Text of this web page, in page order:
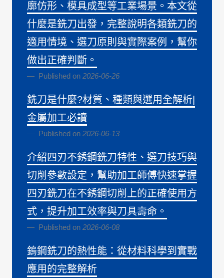
廓仿形、模具成型等工業場景。本文從
什麼是銑刀出發，完整說明各類銑刀的
適用情境、選刀原則與實際案例，幫你
做出正確判斷。
Published on 2026-06-26
銑刀是什麼?材質、種類與選用全解析|
金屬加工必讀
Published on 2026-06-13
介紹四刃不銹鋼銑刀特性、選刀技巧與
切削參數設定，幫助加工師傅快速掌握
四刃銑刀在不銹鋼切削上的正確使用方
式，提升加工效率與刀具壽命。
Published on 2026-06-08
鎢鋼銑刀的熱性能：從材料科學到實戰
應用的完整解析